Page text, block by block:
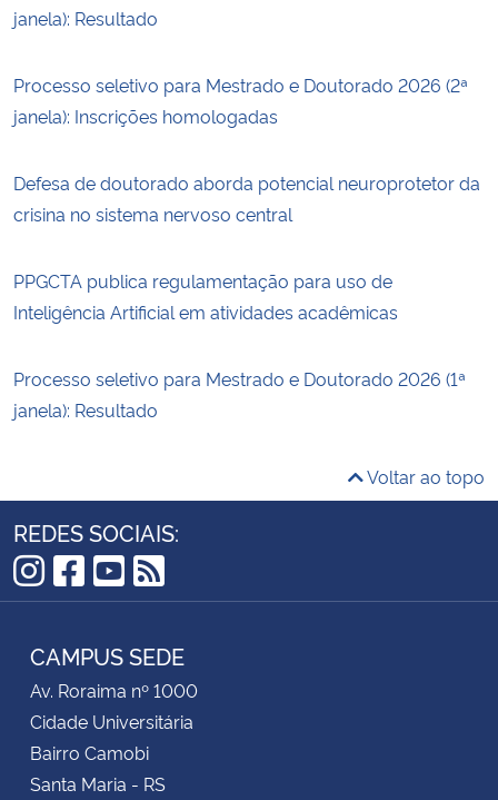
janela): Resultado
Processo seletivo para Mestrado e Doutorado 2026 (2ª
janela): Inscrições homologadas
Defesa de doutorado aborda potencial neuroprotetor da
crisina no sistema nervoso central
PPGCTA publica regulamentação para uso de
Inteligência Artificial em atividades acadêmicas
Processo seletivo para Mestrado e Doutorado 2026 (1ª
janela): Resultado
Voltar ao topo
REDES SOCIAIS:
Instagram
Facebook
YouTube
RSS
CAMPUS SEDE
Av. Roraima nº 1000
Cidade Universitária
Bairro Camobi
Santa Maria - RS